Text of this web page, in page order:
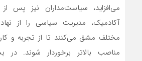
می‌افزاید، سیاست‌مداران نیز پس
آکادمیک‌، مدیریت سیاسی را از
مختلف مشق می‌کنند تا از تجربه و
مناصب بالاتر برخوردار شوند. در